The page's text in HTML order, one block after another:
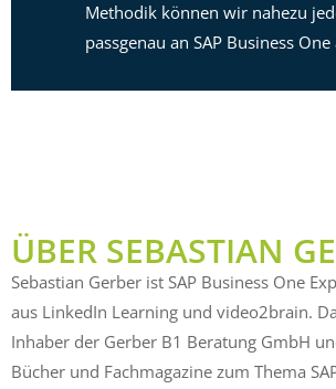
Methodik können wir nahezu
passgenau an SAP Business
ÜBER SEBASTIAN
Sebastian Gerber ist SAP Business One
aus LinkedIn Learning und video2brain.
Inhaber der Gerber B1 Beratung GmbH
Bücher und Fachmagazine zum Thema